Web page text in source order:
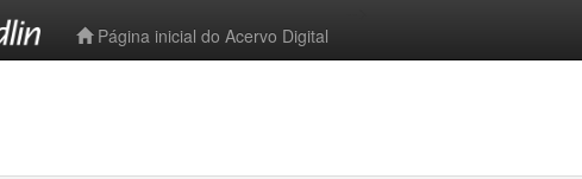
Página inicial do Acervo Digital